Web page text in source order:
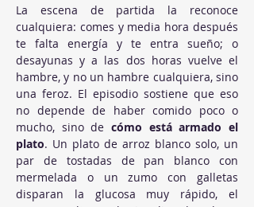
La escena de partida la reconoce
cualquiera: comes y media hora después
te falta energía y te entra sueño; o
desayunas y a las dos horas vuelve el
hambre, y no un hambre cualquiera, sino
una feroz. El episodio sostiene que eso
no depende de haber comido poco o
mucho, sino de cómo está armado el
plato. Un plato de arroz blanco solo, un
par de tostadas de pan blanco con
mermelada o un zumo con galletas
disparan la glucosa muy rápido, el